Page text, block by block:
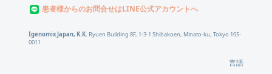
患者様からのお問合せはLINE公式アカウントへ
Igenomix Japan, K.K. Ryuen Building 8F, 1-3-1 Shibakoen, Minato-ku, Tokyo 105-
0011
言語